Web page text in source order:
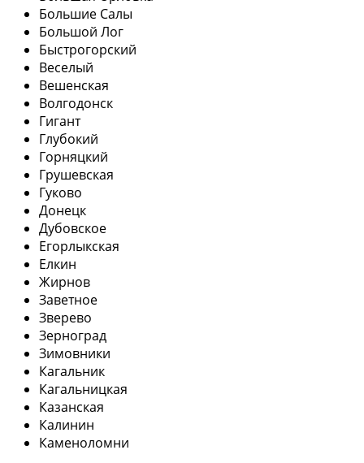
Большие Салы
Большой Лог
Быстрогорский
Веселый
Вешенская
Волгодонск
Гигант
Глубокий
Горняцкий
Грушевская
Гуково
Донецк
Дубовское
Егорлыкская
Елкин
Жирнов
Заветное
Зверево
Зерноград
Зимовники
Кагальник
Кагальницкая
Казанская
Калинин
Каменоломни